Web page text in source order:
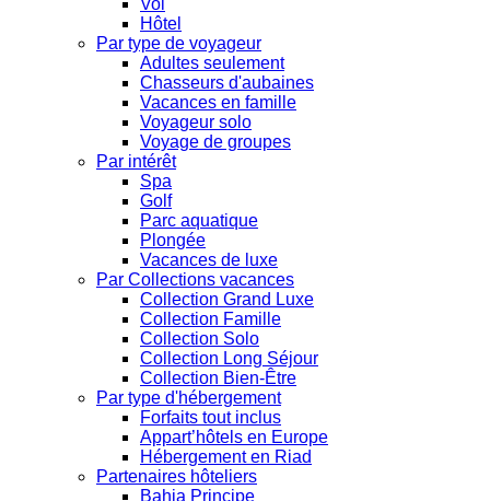
Vol
Hôtel
Par type de voyageur
Adultes seulement
Chasseurs d'aubaines
Vacances en famille
Voyageur solo
Voyage de groupes
Par intérêt
Spa
Golf
Parc aquatique
Plongée
Vacances de luxe
Par Collections vacances
Collection Grand Luxe
Collection Famille
Collection Solo
Collection Long Séjour
Collection Bien-Être
Par type d'hébergement
Forfaits tout inclus
Appart’hôtels en Europe
Hébergement en Riad
Partenaires hôteliers
Bahia Principe